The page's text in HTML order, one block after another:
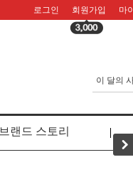
로그인 회원가입 마
브랜드 스토리